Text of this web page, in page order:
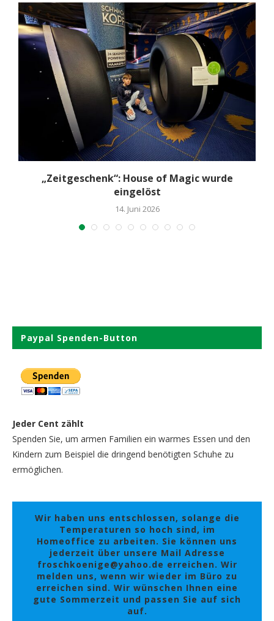
„Zeitgeschenk“: House of Magic wurde
eingelöst
14. Juni 2026
Paypal Spenden-Button
Jeder Cent zählt
Spenden Sie, um armen Familien ein warmes Essen und den
Kindern zum Beispiel die dringend benötigten Schuhe zu
ermöglichen.
Wir haben uns entschlossen, solange die
Temperaturen so hoch sind, im
Homeoffice zu arbeiten. Sie können uns
jederzeit über unsere Mail Adresse
froschkoenige@yahoo.de erreichen. Wir
melden uns, wenn wir wieder im Büro zu
erreichen sind. Wir wünschen Ihnen eine
gute Sommerzeit und passen Sie auf sich
auf.